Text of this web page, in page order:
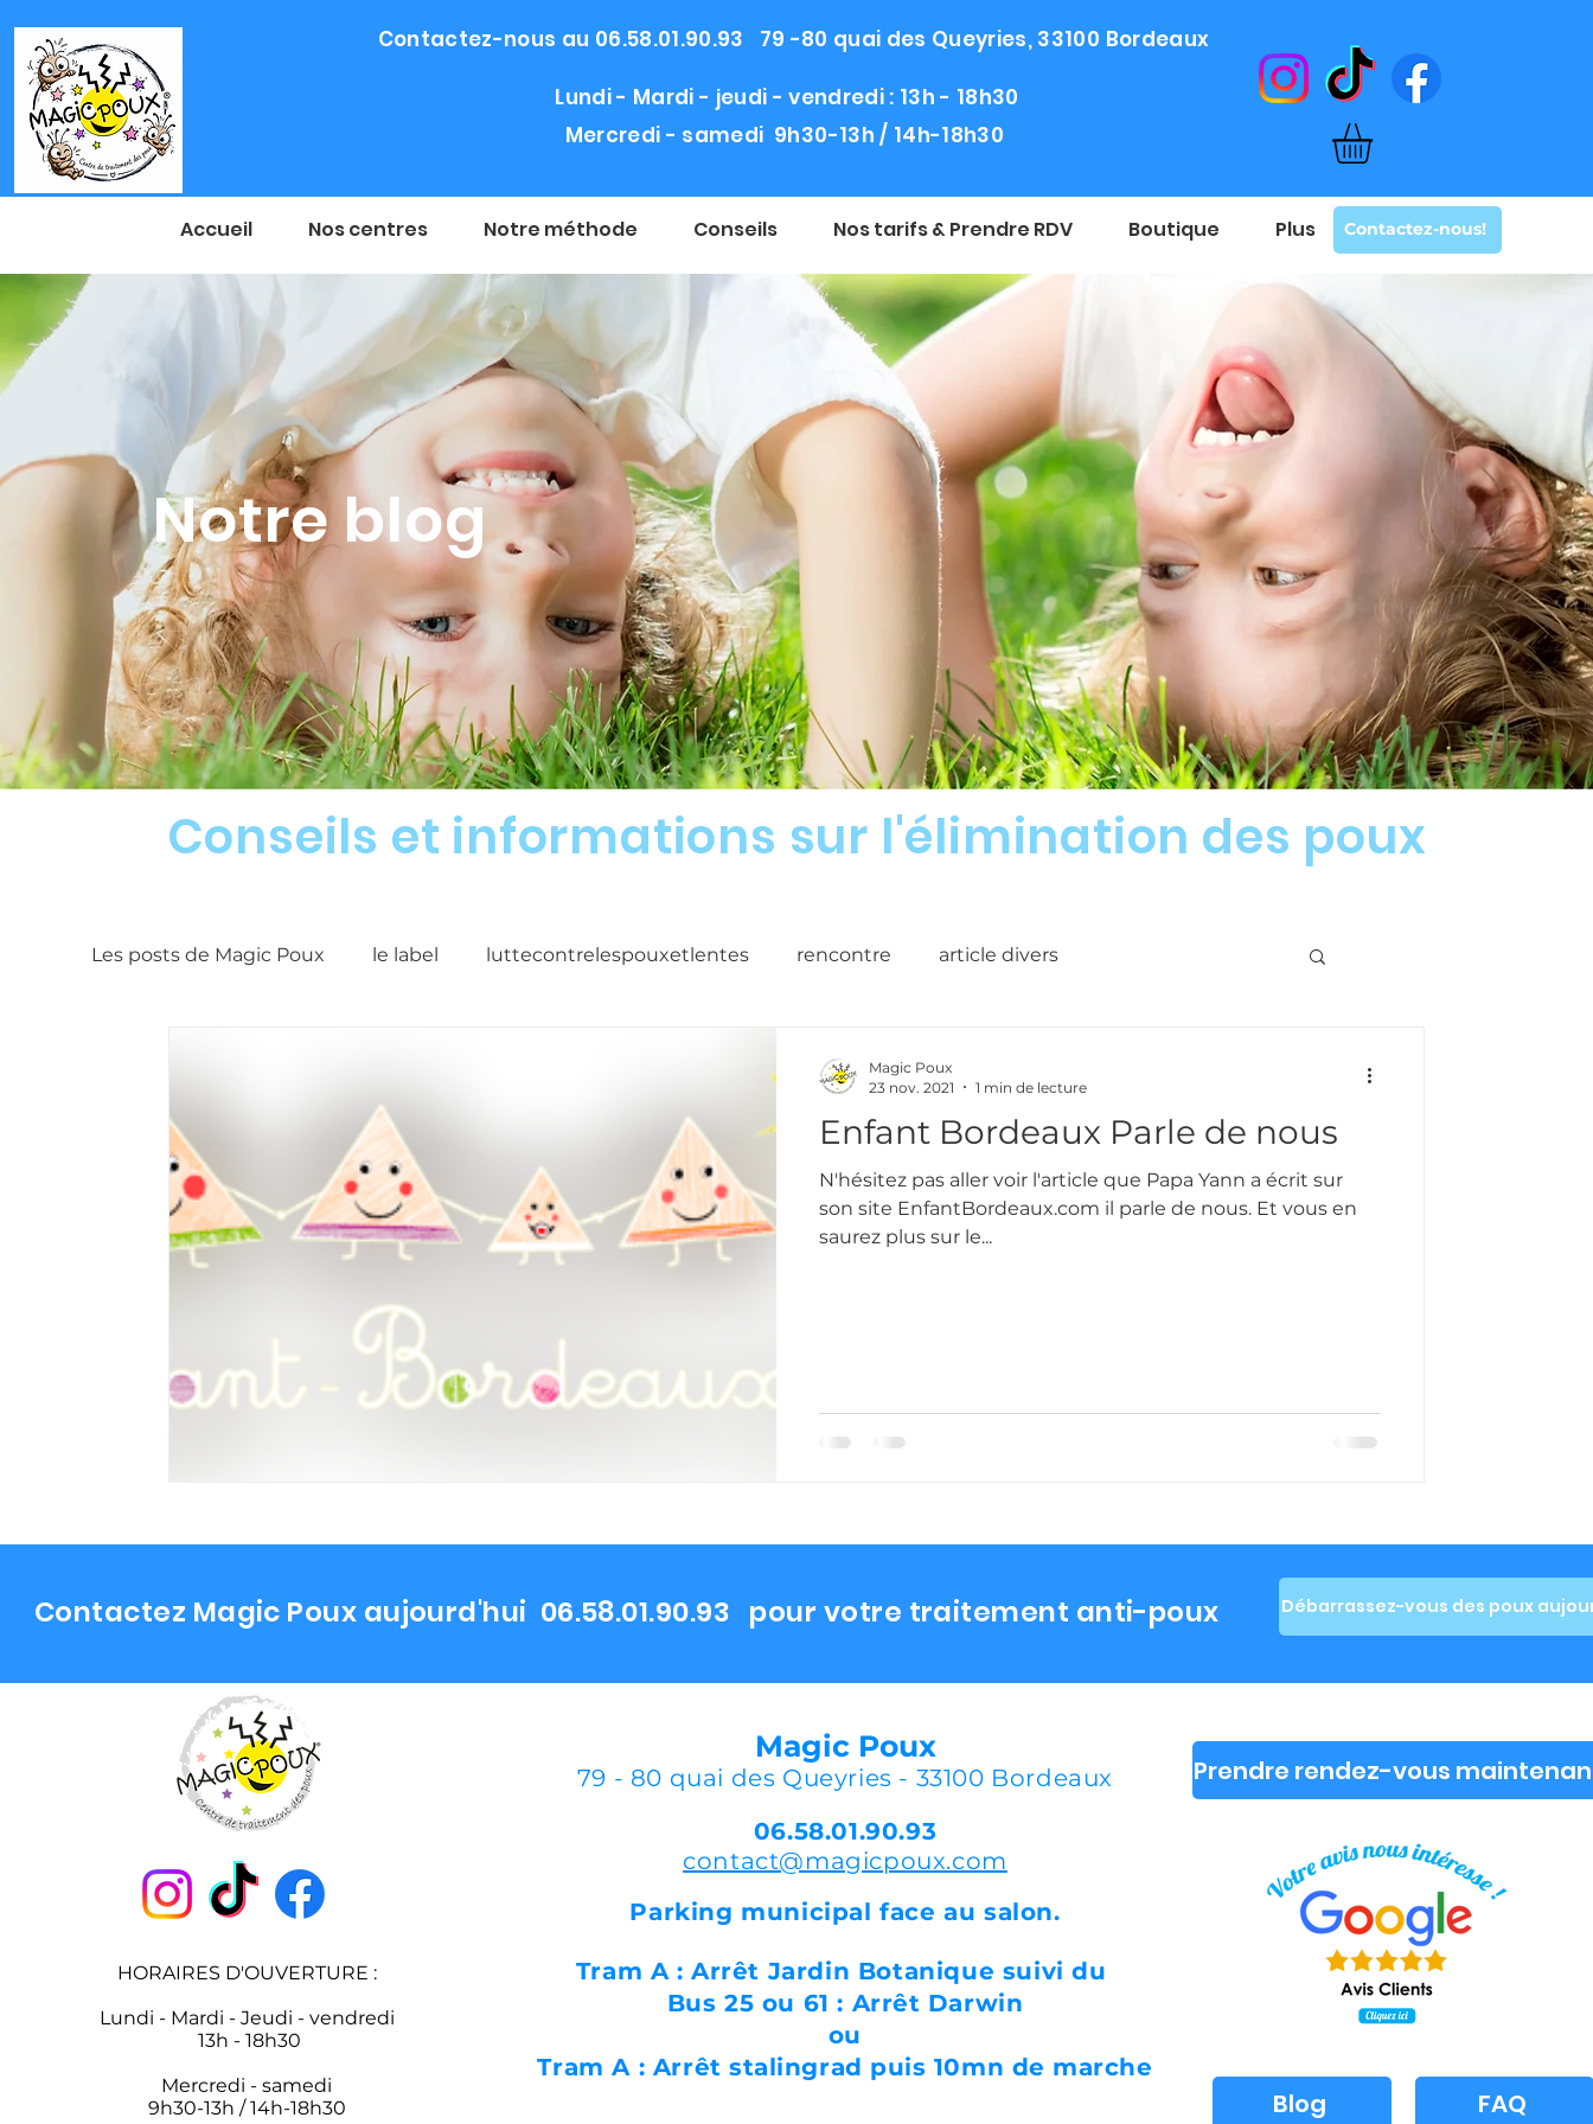
Contactez-nous au 06.58.01.90.93 79 -80 quai des Queyries, 33100 Bordeaux
Lundi - Mardi - jeudi - vendredi : 13h - 18h30
Mercredi - samedi 9h30-13h / 14h-18h30
Accueil Nos centres Notre méthode Conseils Nos tarifs & Prendre RDV Boutique Plus Contactez-nous!
Notre blog
Conseils et informations sur l'élimination des poux
Les posts de Magic Poux le label luttecontrelespouxetlentes rencontre article divers
Enfant Bordeaux Parle de nous
N'hésitez pas aller voir l'article que Papa Yann a écrit sur
son site EnfantBordeaux.com il parle de nous. Et vous en
saurez plus sur le...
Magic Poux
23 nov. 2021
1 min de lecture
Contactez Magic Poux aujourd'hui 06.58.01.90.93 pour votre traitement anti-poux Débarrassez-vous des poux
HORAIRES D'OUVERTURE :
Lundi - Mardi - Jeudi - vendredi
13h - 18h30
Mercredi - samedi
9h30-13h / 14h-18h30
Magic Poux
79 - 80 quai des Queyries - 33100 Bordeaux
06.58.01.90.93
contact@magicpoux.com
Parking municipal face au salon.
Tram A :Arrêt Jardin Botanique suivi du
Bus 25 ou 61 : Arrêt Darwin
ou
Tram A : Arrêt stalingrad puis 10mn de marche
Prendre rendez-vous
Blog FAQ